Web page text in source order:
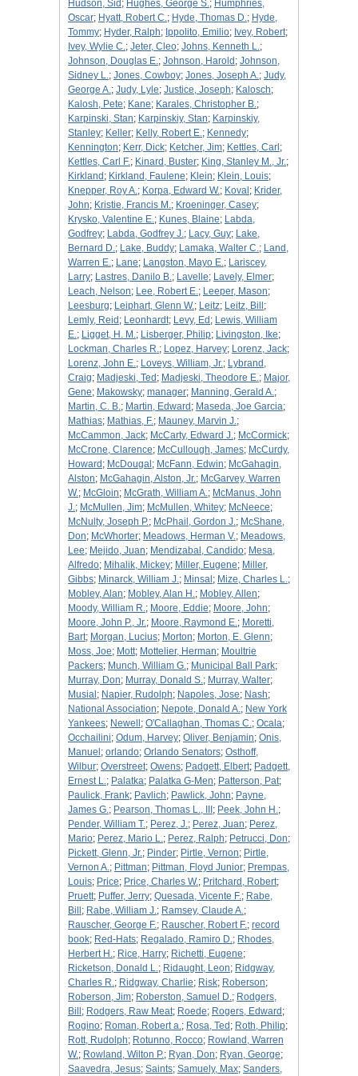
Hudson, Sid ; Hughes, George S.; Humphries,
Oscar; Hyatt, Robert C.; Hyde, Thomas D.; Hyde,
Tommy; Hyder, Ralph; Ippolito, Emilio; Ivey, Robert;
Ivey, Wylie C.; Jeter, Cleo; Johns, Kenneth L.;
Johnson, Douglas E.; Johnson, Harold ; Johnson,
Sidney L.; Jones, Cowboy; Jones, Joseph A.; Judy,
George A.; Judy, Lyle; Justice, Joseph; Kalosch;
Kalosh, Pete; Kane; Karales, Christopher B.;
Karpinski, Stan; Karpinskiy, Stan; Karpinskiy,
Stanley; Keller; Kelly, Robert E.; Kennedy;
Kennington; Kerr, Dick; Ketcher, Jim; Kettles, Carl ;
Kettles, Carl F.; Kinard, Buster; King, Stanley M., Jr.;
Kirkland ; Kirkland, Faulene; Klein; Klein, Louis;
Knepper, Roy A.; Korpa, Edward W.; Koval ; Krider,
John; Kristie, Francis M.; Kroeninger, Casey;
Krysko, Valentine E.; Kunes, Blaine; Labda,
Godfrey; Labda, Godfrey J.; Lacy, Guy; Lake,
Bernard D.; Lake, Buddy; Lamaka, Walter C.; Land,
Warren E.; Lane; Langston, Mayo E.; Lariscey,
Larry; Lastres, Danilo B.; Lavelle; Lavely, Elmer;
Leach, Nelson; Lee, Robert E.; Leeper, Mason;
Leesburg; Leiphart, Glenn W.; Leitz; Leitz, Bill ;
Lemly, Reid ; Leonhardt; Levy, Ed ; Lewis, William
E.; Ligget, H. M.; Lisberger, Philip; Livingston, Ike;
Lockman, Charles R.; Lopez, Harvey; Lorenz, Jack;
Lorenz, John E.; Loveys, William, Jr.; Lybrand,
Craig; Madjeski, Ted ; Madjeski, Theodore E.; Major,
Gene; Makowsky; manager; Manning, Gerald A.;
Martin, C. B.; Martin, Edward ; Maseda, Joe Garcia;
Mathias; Mathias, F.; Mauney, Marvin J.;
McCammon, Jack; McCarty, Edward J.; McCormick;
McCrone, Clarence; McCullough, James; McCurdy,
Howard ; McDougal ; McFann, Edwin; McGahagin,
Alston; McGahagin, Alston, Jr.; McGarvey, Warren
W.; McGloin; McGrath, William A.; McManus, John
J.; McMullen, Jim; McMullen, Whitey; McNeece;
McNulty, Joseph P.; McPhail, Gordon J.; McShane,
Don; McWhorter; Meadows, Herman V.; Meadows,
Lee; Mejido, Juan; Mendizabal, Candido; Mesa,
Alfredo; Mihalik, Mickey; Miller, Eugene; Miller,
Gibbs; Minarck, William J.; Minsal ; Mize, Charles L.;
Mobley, Alan; Mobley, Alan H.; Mobley, Allen;
Moody, William R.; Moore, Eddie; Moore, John;
Moore, John P., Jr.; Moore, Raymond E.; Moretti,
Bart; Morgan, Lucius; Morton; Morton, E. Glenn;
Moss, Joe; Mott; Mottelier, Herman; Moultrie
Packers; Munch, William G.; Municipal Ball Park;
Murray, Don; Murray, Donald S.; Murray, Walter;
Musial ; Napier, Rudolph; Napoles, Jose; Nash;
National Association; Nepote, Donald A.; New York
Yankees; Newell ; O'Callaghan, Thomas C.; Ocala;
Occhailini; Odum, Harvey; Oliver, Benjamin; Onis,
Manuel ; orlando; Orlando Senators; Osthoff,
Wilbur; Overstreet; Owens; Padgett, Elbert; Padgett,
Ernest L.; Palatka; Palatka G-Men; Patterson, Pat;
Paulick, Frank; Pavlich; Pawlick, John; Payne,
James G.; Pearson, Thomas L., III ; Peek, John H.;
Pender, William T.; Perez, J.; Perez, Juan; Perez,
Mario; Perez, Mario L.; Perez, Ralph; Petrucci, Don;
Pickett, Glenn, Jr.; Pinder; Pirtle, Vernon; Pirtle,
Vernon A.; Pittman; Pittman, Floyd Junior; Prempas,
Louis; Price; Price, Charles W.; Pritchard, Robert;
Pruett; Puffer, Jerry; Quesada, Vicente F.; Rabe,
Bill ; Rabe, William J.; Ramsey, Claude A.;
Rauscher, George F.; Rauscher, Robert F.; record
book; Red-Hats; Regalado, Ramiro D.; Rhodes,
Herbert H.; Rice, Harry; Richetti, Eugene;
Ricketson, Donald L.; Ridaught, Leon; Ridgway,
Charles R.; Ridgway, Charlie; Risk; Roberson;
Roberson, Jim; Roberston, Samuel D.; Rodgers,
Bill ; Rodgers, Raw Meat; Roede; Rogers, Edward ;
Rogino; Roman, Robert a.; Rosa, Ted ; Roth, Philip;
Rott, Rudolph; Rotunno, Rocco; Rowland, Warren
W.; Rowland, Wilton P.; Ryan, Don; Ryan, George;
Saavedra, Jesus; Saints; Samuely, Max; Sanders,